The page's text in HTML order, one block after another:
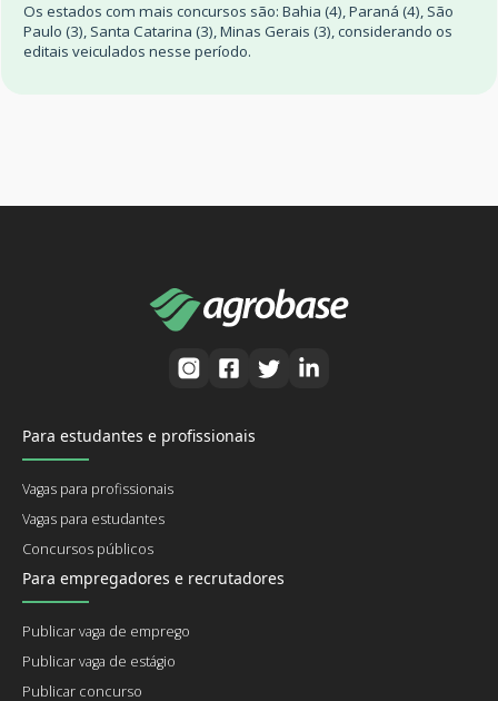
Os estados com mais concursos são: Bahia (4), Paraná (4), São
Paulo (3), Santa Catarina (3), Minas Gerais (3), considerando os
editais veiculados nesse período.
Para estudantes e profissionais
Vagas para profissionais
Vagas para estudantes
Concursos públicos
Para empregadores e recrutadores
Publicar vaga de emprego
Publicar vaga de estágio
Publicar concurso